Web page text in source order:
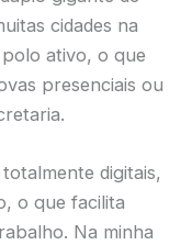
cidades na
ativo, o que
presenciais ou
digitais,
o que facilita
Na minha